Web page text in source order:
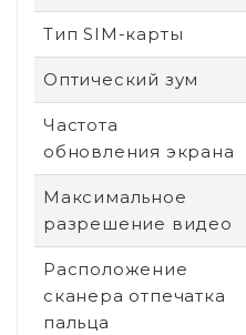
Тип SIM-карты
Оптический зум
Частота
обновления экрана
Максимальное
разрешение видео
Расположение
сканера отпечатка
пальца